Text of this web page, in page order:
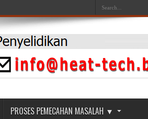
PROSES PEMECAHAN MASALAH ▼